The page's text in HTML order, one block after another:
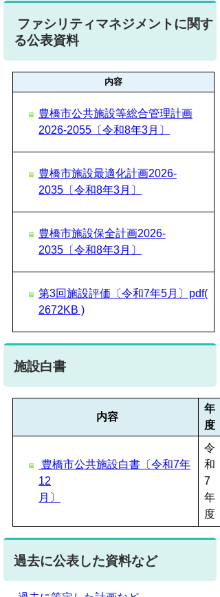
ファシリティマネジメントに関す
る公表資料
内容
豊橋市公共施設等総合管理計画
2026-2055〔令和8年3月〕
豊橋市施設最適化計画2026-
2035〔令和8年3月〕
豊橋市施設保全計画2026-
2035〔令和8年3月〕
第3回施設評価〔令和7年5月〕pdf(
2672KB )
施設白書
内容
年
度
豊橋市公共施設白書〔令和7年
12
月〕
令
和
7
年
度
過去に公表した資料など